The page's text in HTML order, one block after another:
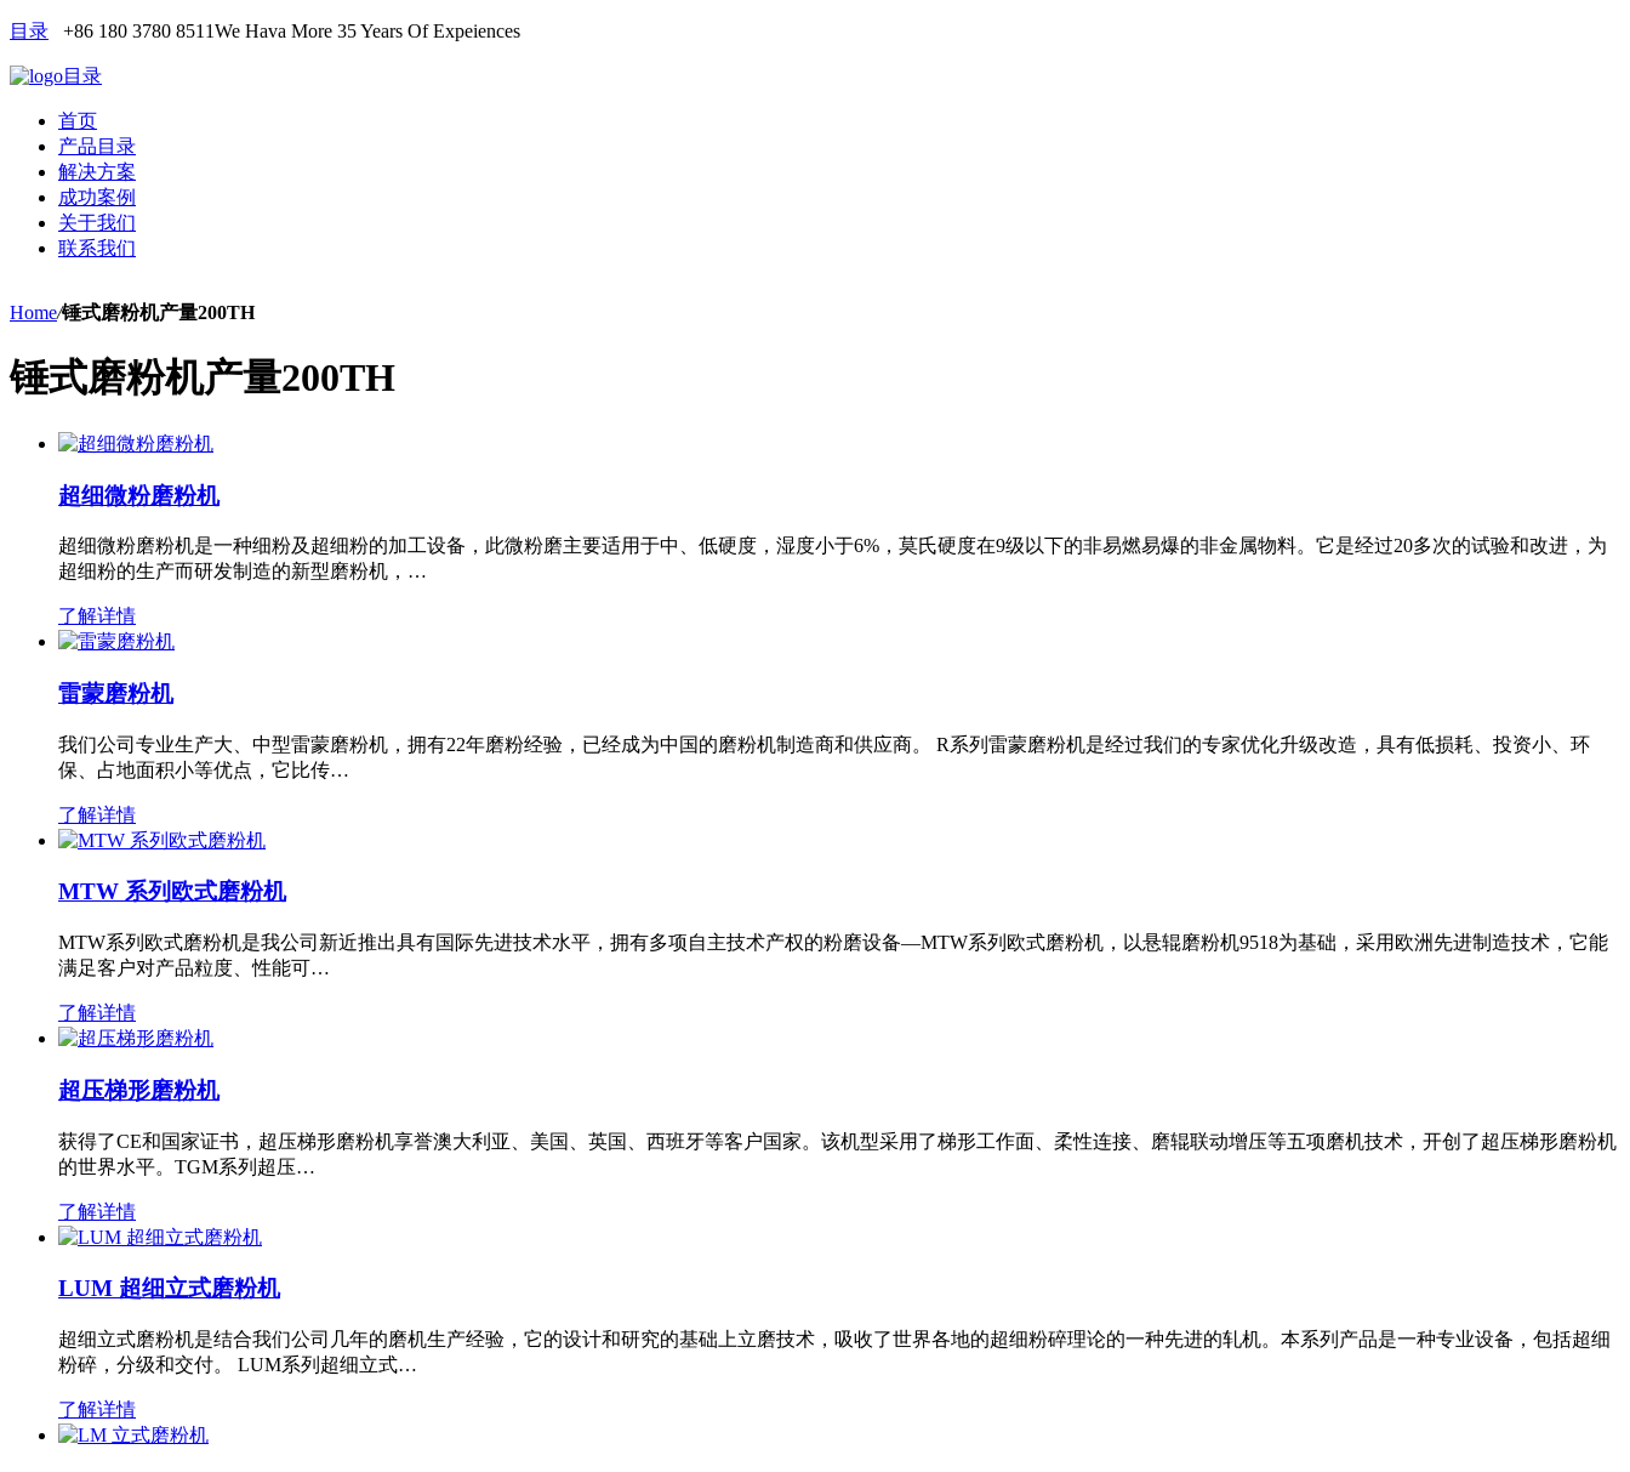
目录 +86 180 3780 8511We Hava More 35 Years Of Expeiences
目录
首页
产品目录
解决方案
成功案例
关于我们
联系我们
Home/锤式磨粉机产量200TH
锤式磨粉机产量200TH
超细微粉磨粉机
超细微粉磨粉机是一种细粉及超细粉的加工设备，此微粉磨主要适用于中、低硬度，湿度小于6%，莫氏硬度在9级以下的非易燃易爆的非金属物料。它是经过20多次的试验和改进，为
超细粉的生产而研发制造的新型磨粉机，…
了解详情
雷蒙磨粉机
我们公司专业生产大、中型雷蒙磨粉机，拥有22年磨粉经验，已经成为中国的磨粉机制造商和供应商。 R系列雷蒙磨粉机是经过我们的专家优化升级改造，具有低损耗、投资小、环
保、占地面积小等优点，它比传…
了解详情
MTW 系列欧式磨粉机
MTW系列欧式磨粉机是我公司新近推出具有国际先进技术水平，拥有多项自主技术产权的粉磨设备—MTW系列欧式磨粉机，以悬辊磨粉机9518为基础，采用欧洲先进制造技术，它能
满足客户对产品粒度、性能可…
了解详情
超压梯形磨粉机
获得了CE和国家证书，超压梯形磨粉机享誉澳大利亚、美国、英国、西班牙等客户国家。该机型采用了梯形工作面、柔性连接、磨辊联动增压等五项磨机技术，开创了超压梯形磨粉机
的世界水平。TGM系列超压…
了解详情
LUM 超细立式磨粉机
超细立式磨粉机是结合我们公司几年的磨机生产经验，它的设计和研究的基础上立磨技术，吸收了世界各地的超细粉碎理论的一种先进的轧机。本系列产品是一种专业设备，包括超细
粉碎，分级和交付。 LUM系列超细立式…
了解详情